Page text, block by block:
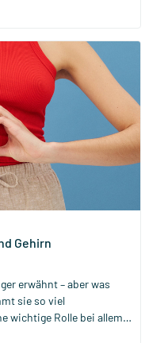
ob sie all diese
es nur bestimmte
Und wenn du dich
Wie wählst du dann das
Gehirn
erwähnt – aber was
sie so viel
wichtige Rolle bei allem,
Darm an